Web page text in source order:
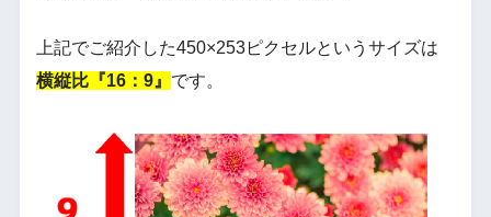
上記でご紹介した450×253ピクセルというサイズは
横縦比『16：9』 です。